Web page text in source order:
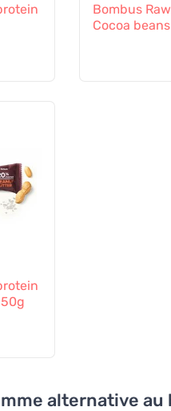
Bombus
Cocoa
alternative au